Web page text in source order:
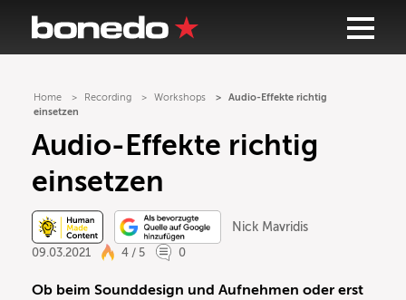
Home Recording Workshops
Audio-Effekte richtig
einsetzen
Audio-Effekte richtig
einsetzen
Nick Mavridis
09.03.2021
4 / 5 0
Ob beim Sounddesign und Aufnehmen oder erst